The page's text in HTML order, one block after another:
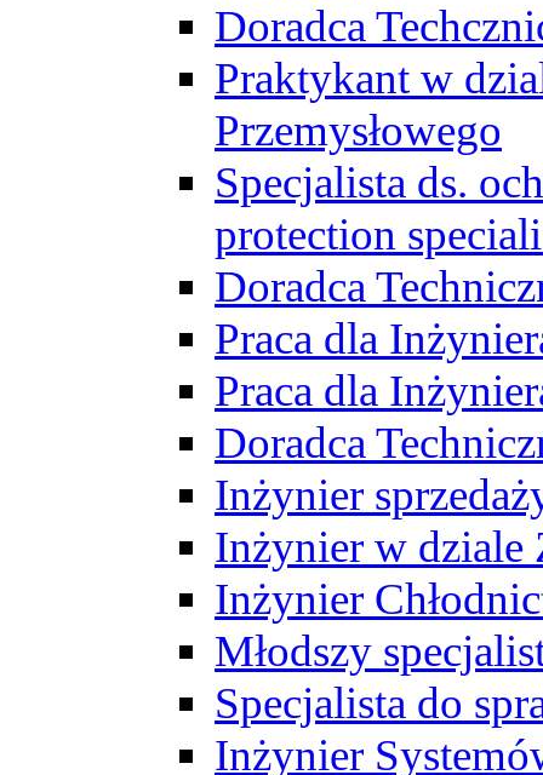
Doradca
Praktykant w
Przemysłowego
Specjalista ds.
protection
Doradca
Praca dla
Praca dla
Doradca
Inżynier
Inżynier w dziale
Inżynier
Młodszy
Specjalista do
Inżynier